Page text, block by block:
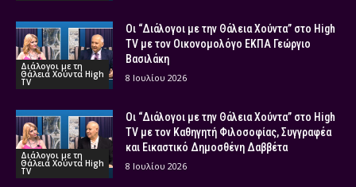
Διάλογοι με τη
Θάλεια Χούντα High
TV
Οι “Διάλογοι με την Θάλεια Χούντα” στο High
TV με τον Οικονομολόγο ΕΚΠΑ Γεώργιο
Βασιλάκη
8 Ιουλίου 2026
Διάλογοι με τη
Θάλεια Χούντα High
TV
Οι “Διάλογοι με την Θάλεια Χούντα” στο High
TV με τον Καθηγητή Φιλοσοφίας, Συγγραφέα
και Εικαστικό Δημοσθένη Δαββέτα
8 Ιουλίου 2026